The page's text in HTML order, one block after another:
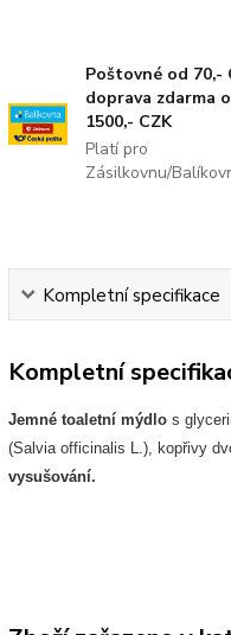
Poštovné od 70,-
doprava zdarma
1500,- CZK
Platí pro
Zásilkovnu/
Kompletní specifikace
Kompletní
Jemné toaletní mýdlos
(Salvia officinalis L.), kopřivy
vysušování.